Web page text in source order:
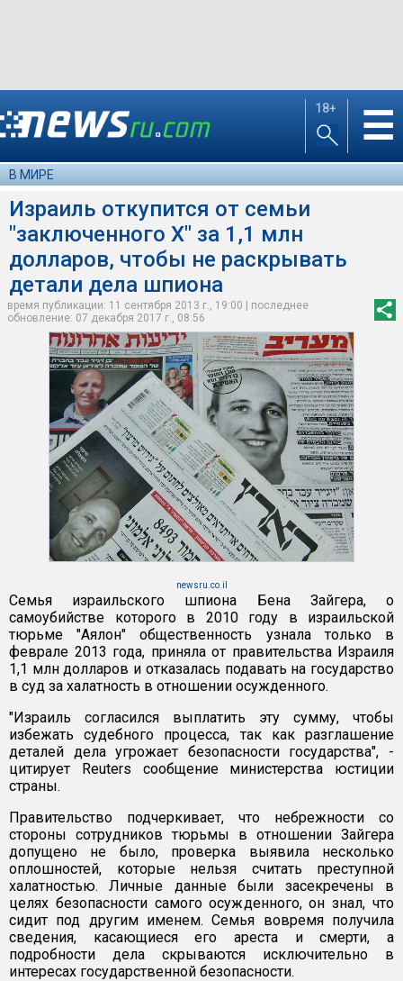
18+ ☰
В МИРЕ
Израиль откупится от семьи
"заключенного X" за 1,1 млн
долларов, чтобы не раскрывать
детали дела шпиона
время публикации: 11 сентября 2013 г., 19:00 | последнее
обновление: 07 декабря 2017 г., 08:56
newsru.co.il
Семья израильского шпиона Бена Зайгера, о
самоубийстве которого в 2010 году в израильской
тюрьме "Аялон" общественность узнала только в
феврале 2013 года, приняла от правительства Израиля
1,1 млн долларов и отказалась подавать на государство
в суд за халатность в отношении осужденного.
"Израиль согласился выплатить эту сумму, чтобы
избежать судебного процесса, так как разглашение
деталей дела угрожает безопасности государства", -
цитирует Reuters сообщение министерства юстиции
страны.
Правительство подчеркивает, что небрежности со
стороны сотрудников тюрьмы в отношении Зайгера
допущено не было, проверка выявила несколько
оплошностей, которые нельзя считать преступной
халатностью. Личные данные были засекречены в
целях безопасности самого осужденного, он знал, что
сидит под другим именем. Семья вовремя получила
сведения, касающиеся его ареста и смерти, а
подробности дела скрываются исключительно в
интересах государственной безопасности.